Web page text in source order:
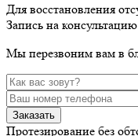
Для восстановления
Запись на консультацию
Мы перезвоним вам в
Заказать
Протезирование без